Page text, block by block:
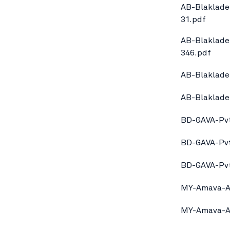
AB-
31.pdf
AB-
346.pdf
AB-
AB-
BD-GAVA-
BD-GAVA-
BD-GAVA-
MY-
MY-Amava-